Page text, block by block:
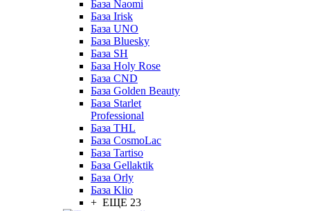
База Naomi
База Irisk
База UNO
База Bluesky
База SH
База Holy Rose
База CND
База Golden Beauty
База Starlet
Professional
База THL
База CosmoLac
База Tartiso
База Gellaktik
База Orly
База Klio
+ ЕЩЕ 23